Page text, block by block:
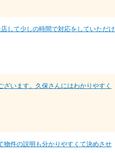
して少しの時間で対応をしていただけ
います。久保さんにはわかりやすく
物件の説明も分かりやすくて決めさせ